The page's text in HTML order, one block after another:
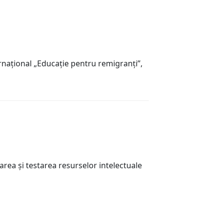
„Educaţie pentru remigranţi”,
şi testarea resurselor intelectuale